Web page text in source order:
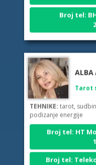
Broj tel:
TEHNIKE:tarot,
podizanje energije
Broj tel: HT
Broj tel: